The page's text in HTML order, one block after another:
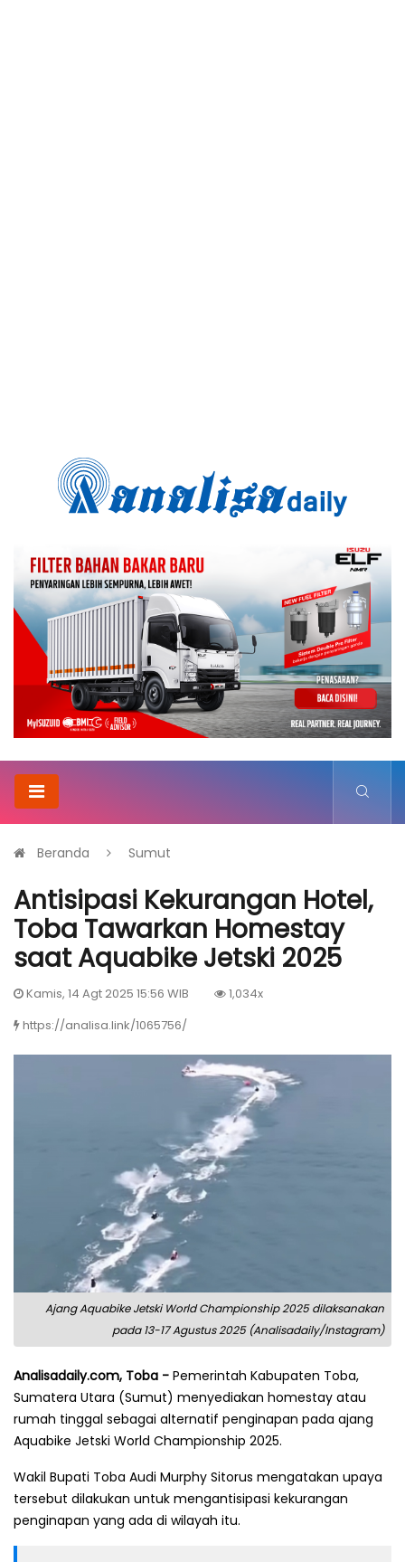
Beranda Sumut
Antisipasi Kekurangan Hotel,
Toba Tawarkan Homestay
saat Aquabike Jetski 2025
Kamis, 14 Agt 2025 15:56 WIB
1,034x
https://analisa.link/1065756/
Ajang Aquabike Jetski World Championship 2025 dilaksanakan
pada 13-17 Agustus 2025 (Analisadaily/Instagram)
Analisadaily.com, Toba - Pemerintah Kabupaten Toba,
Sumatera Utara (Sumut) menyediakan homestay atau
rumah tinggal sebagai alternatif penginapan pada ajang
Aquabike Jetski World Championship 2025.
Wakil Bupati Toba Audi Murphy Sitorus mengatakan upaya
tersebut dilakukan untuk mengantisipasi kekurangan
penginapan yang ada di wilayah itu.